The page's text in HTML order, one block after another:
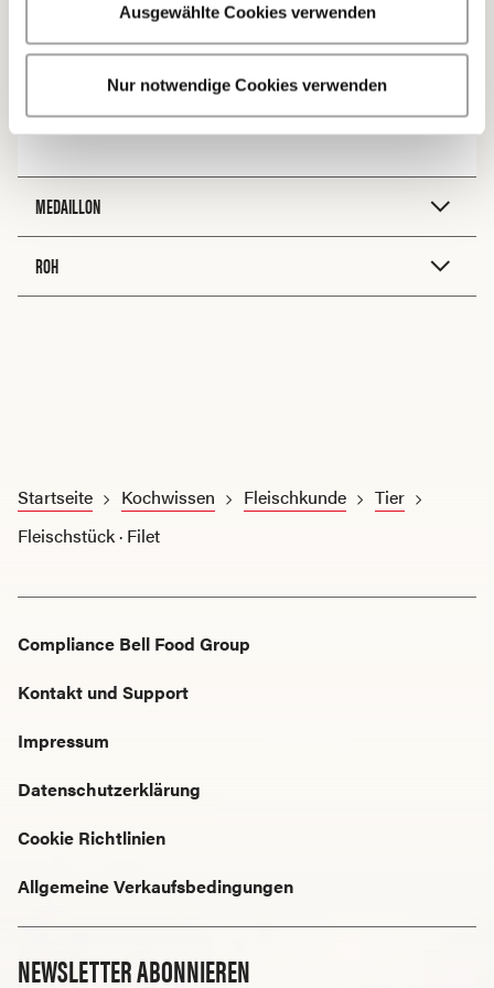
Ausgewählte Cookies verwenden
Nur notwendige Cookies verwenden
ZUBEREITUNG
Braten
MEDAILLON
ROH
Startseite Kochwissen Fleischkunde
Tier
Fleischstück · Filet
NEWSLETTER ABONNIEREN
Compliance Bell Food Group
Kontakt und Support
Impressum
Datenschutzerklärung
Cookie Richtlinien
Allgemeine Verkaufsbedingungen